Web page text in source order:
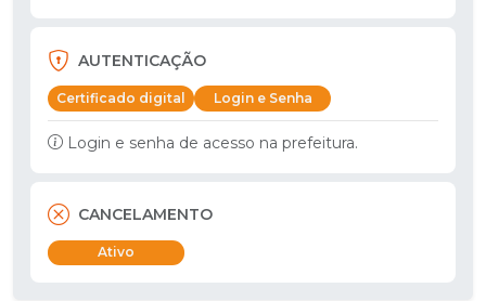
AUTENTICAÇÃO
Certificado digital Login e Senha
Login e senha de acesso na prefeitura.
CANCELAMENTO
Ativo